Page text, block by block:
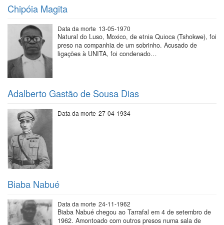
Chipóia Magita
Data da morte 13-05-1970
Natural do Luso, Moxico, de etnia Quioca (Tshokwe), foi
preso na companhia de um sobrinho. Acusado de
ligações à UNITA, foi condenado…
Adalberto Gastão de Sousa Dias
Data da morte 27-04-1934
Biaba Nabué
Data da morte 24-11-1962
Biaba Nabué chegou ao Tarrafal em 4 de setembro de
1962. Amontoado com outros presos numa sala de